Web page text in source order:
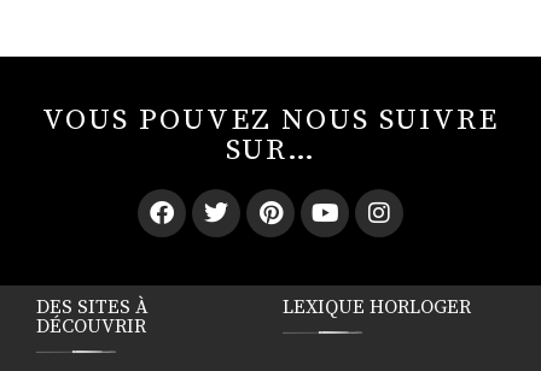
VOUS POUVEZ NOUS SUIVRE
SUR…
DES SITES À
DÉCOUVRIR
LEXIQUE HORLOGER